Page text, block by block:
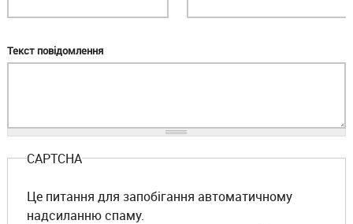
Текст повідомлення
CAPTCHA
Це питання для запобігання автоматичному
надсиланню спаму.